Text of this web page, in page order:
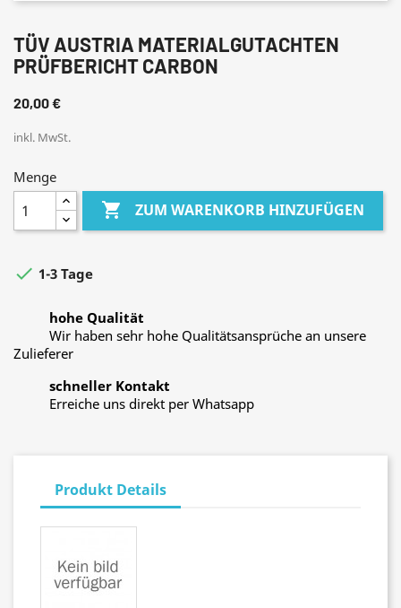
TÜV AUSTRIA MATERIALGUTACHTEN
PRÜFBERICHT CARBON
20,00 €
inkl. MwSt.
Menge
 ZUM WARENKORB HINZUFÜGEN
 1-3 Tage
hohe Qualität
Wir haben sehr hohe Qualitätsansprüche an unsere
Zulieferer
schneller Kontakt
Erreiche uns direkt per Whatsapp
Produkt Details